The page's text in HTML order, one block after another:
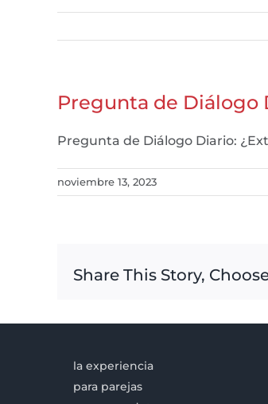
Pregunta de Diálogo
Pregunta de Diálogo Diario:
noviembre 13, 2023
Share This Story,
la experiencia
para parejas